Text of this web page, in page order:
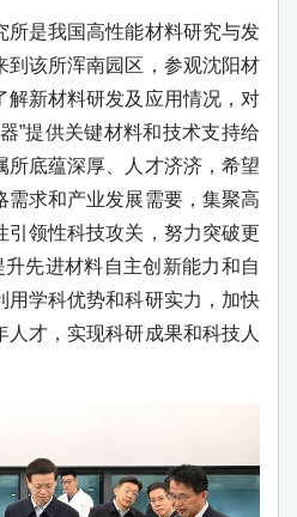
所是我国高性能材料研究与发
到该所浑南园区，参观沈阳材
解新材料研发及应用情况，对
”提供关键材料和技术支持给
所底蕴深厚、人才济济，希望
需求和产业发展需要，集聚高
引领性科技攻关，努力突破更
升先进材料自主创新能力和自
用学科优势和科研实力，加快
人才，实现科研成果和科技人